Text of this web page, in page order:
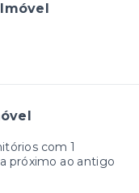
com 1
próximo ao antigo